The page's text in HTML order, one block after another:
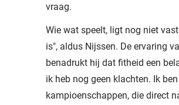
vraag.
Wie wat speelt, ligt nog niet
is", aldus Nijssen. De ervaring
benadrukt hij dat fitheid een
ik heb nog geen klachten. Ik
kampioenschappen, die direct